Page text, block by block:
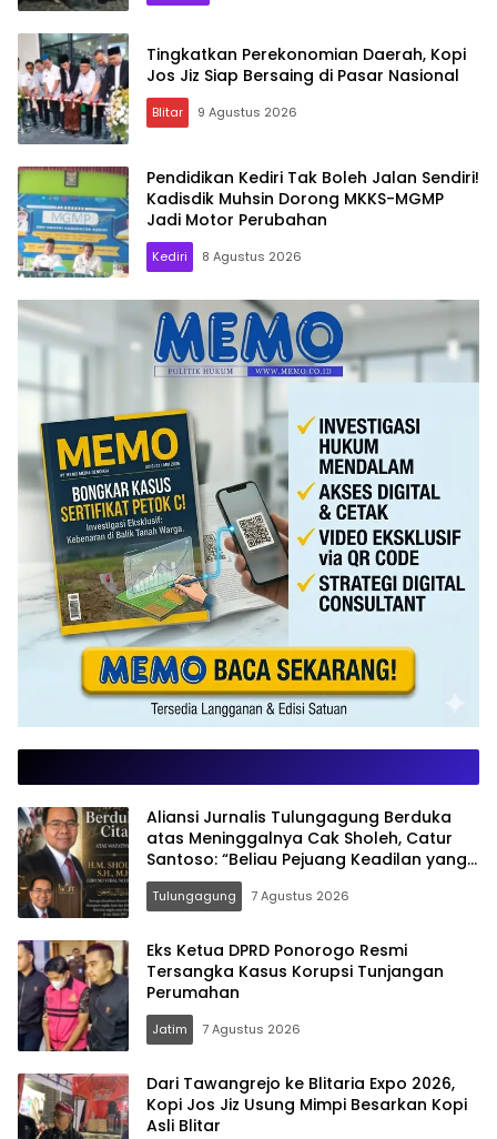
Tingkatkan Perekonomian Daerah, Kopi
Jos Jiz Siap Bersaing di Pasar Nasional
Blitar 9 Agustus 2026
Pendidikan Kediri Tak Boleh Jalan Sendiri!
Kadisdik Muhsin Dorong MKKS-MGMP
Jadi Motor Perubahan
Kediri 8 Agustus 2026
Memo.co.id
| Memberi
Inspirasi
Aliansi Jurnalis Tulungagung Berduka
atas Meninggalnya Cak Sholeh, Catur
Santoso: “Beliau Pejuang Keadilan yang
Vokal”
Tulungagung 7 Agustus 2026
Eks Ketua DPRD Ponorogo Resmi
Tersangka Kasus Korupsi Tunjangan
Perumahan
Jatim 7 Agustus 2026
Dari Tawangrejo ke Blitaria Expo 2026,
Kopi Jos Jiz Usung Mimpi Besarkan Kopi
Asli Blitar